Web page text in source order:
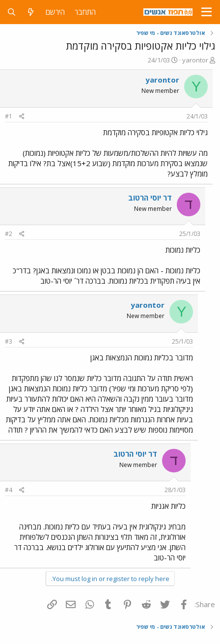
התחבר הירשם
אולטרסאונד נשים - מי שפיר
גילוי כליות אקטופיות בסקירה מוקדמת
פ
ו
ת
ח
ה
ש
א
yarontor
פ
ו
ר
ס
ם
ר
י
24/1/03
Y
yarontor
New member
24/1/03
#1
גילוי כליות אקטופיות בסקירה מוקדמת
מה עשויות להיות ההשלכות/משמעות של כליות אקטופיות (נמוכות)
שנמצאו בסקירת מערכות מוקדמת (שבוע 15+2)אצל בת? אילו בדיקות
מומלץ לבצע?
ד דר יוסי הרטוב
New member
25/1/03
#2
כליות נמוכות
כליות נמוכות - האם הן נמוכות בבטן או נמוכו ונמצאות באגן? בדר"כ
אין בעיה תפקודית בכליות נמוכות. בברכה דר´ יוסי הר-טוב
Y
yarontor
New member
25/1/03
#3
מדובר בכליות נמוכות הנמצאות באגן
ראשית תודה על התגובה מדובר כליות שנמסר לנו שהן מתפקדות
(לפי סריקת מערכות ומי שפיר) מדובר כליות נמוכות הנמצאות באגן
מדובר בעובר ממין נקבה והשאלה היא האם יכולות להתעורר בעיות
גיניקולוגיות בגיל מאוחר יותר אצל הילדה ? או האם אתה יודע על
בעיות אחרות הנגרמות מכליות נמוכות. האם אתה ממליץ על בדיקות
מסויימות נוספות שיש לבצע האם כדאי להמשיך את ההריון ? תודה
ד דר יוסי הרטוב
New member
28/1/03
#4
כליות אגניות
מבחינ גינקולוגית אין בעיה בעתיד עם כליות נמוכות. מבחינה
אורולוגית, זה מאוד תלוי בצינורות השתן הנכנסים לשלפוחית
השתן. אני מציע להתיעץ עם אורולוג ילדים בנושא. בברכה דר
יוסי הר-טוב
You must log in or register to reply here.
Share: פייסבוק Twitter
Reddit
Pinterest
Tumblr
WhatsAppדואר אלקטרוני
אולטרסאונד נשים - מי שפיר